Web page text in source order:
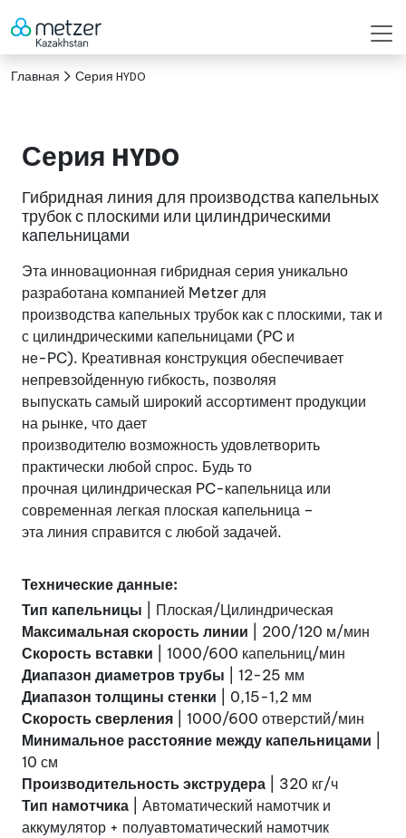
Главная Серия HYDO
Серия HYDO
Гибридная линия для производства капельных
трубок с плоскими или цилиндрическими
капельницами
Эта инновационная гибридная серия уникально
разработана компанией Metzer для
производства капельных трубок как с плоскими, так и
с цилиндрическими капельницами (PC и
не-PC). Креативная конструкция обеспечивает
непревзойденную гибкость, позволяя
выпускать самый широкий ассортимент продукции
на рынке, что дает
производителю возможность удовлетворить
практически любой спрос. Будь то
прочная цилиндрическая PC-капельница или
современная легкая плоская капельница –
эта линия справится с любой задачей.
Технические данные:
Тип капельницы | Плоская/Цилиндрическая
Максимальная скорость линии | 200/120 м/мин
Скорость вставки | 1000/600 капельниц/мин
Диапазон диаметров трубы | 12-25 мм
Диапазон толщины стенки | 0,15-1,2 мм
Скорость сверления | 1000/600 отверстий/мин
Минимальное расстояние между капельницами
10 см
Производительность экструдера | 320 кг/ч
Тип намотчика | Автоматический намотчик и
аккумулятор + полуавтоматический намотчик